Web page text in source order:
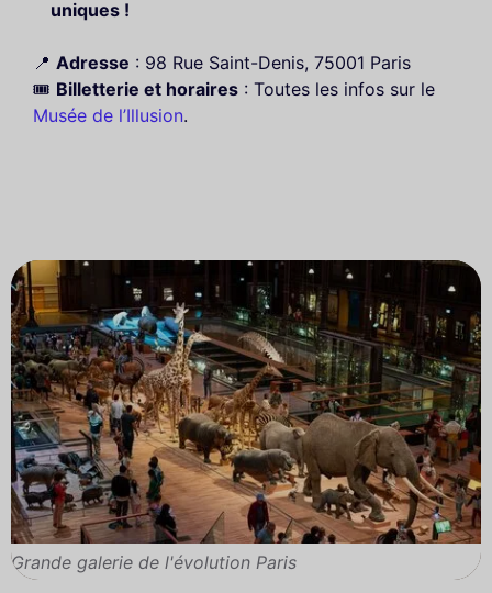
uniques !
📍 Adresse : 98 Rue Saint-Denis, 75001 Paris
🎟️ Billetterie et horaires : Toutes les infos sur le
Musée de l’Illusion.
Grande galerie de l'évolution Paris